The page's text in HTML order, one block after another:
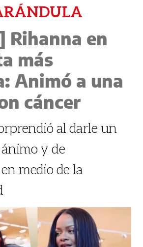
Rihanna en
más
Animó a una
cáncer
al darle un
y de
medio de la